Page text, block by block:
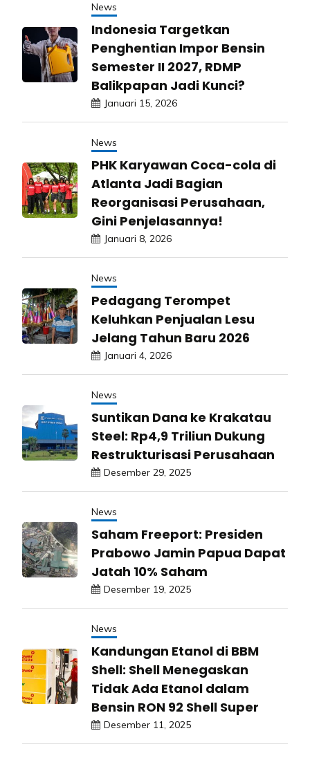
News
Indonesia Targetkan
Penghentian Impor Bensin
Semester II 2027, RDMP
Balikpapan Jadi Kunci?
Januari 15, 2026
News
PHK Karyawan Coca-cola di
Atlanta Jadi Bagian
Reorganisasi Perusahaan,
Gini Penjelasannya!
Januari 8, 2026
News
Pedagang Terompet
Keluhkan Penjualan Lesu
Jelang Tahun Baru 2026
Januari 4, 2026
News
Suntikan Dana ke Krakatau
Steel: Rp4,9 Triliun Dukung
Restrukturisasi Perusahaan
Desember 29, 2025
News
Saham Freeport: Presiden
Prabowo Jamin Papua Dapat
Jatah 10% Saham
Desember 19, 2025
News
Kandungan Etanol di BBM
Shell: Shell Menegaskan
Tidak Ada Etanol dalam
Bensin RON 92 Shell Super
Desember 11, 2025